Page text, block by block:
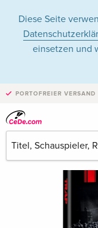
Diese Seite
einsetzen und
PORTOFREIER VERSAND